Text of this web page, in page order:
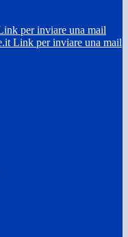
per inviare una mail
Link per inviare una mail